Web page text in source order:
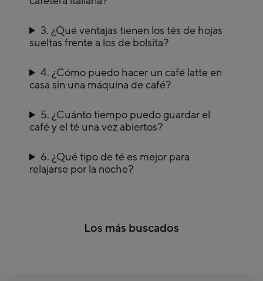
cerámica o vidrio, pensadas para conservar la temperatura de la bebida y
ofrecer una experiencia única en cada sorbo.
En Casa Viva queremos acompañarte en todos tus momentos. Compra online
3. ¿Qué ventajas tienen los tés de hojas
sueltas frente a los de bolsita?
4. ¿Cómo puedo hacer un café latte en
casa sin una máquina de café?
5. ¿Cuánto tiempo puedo guardar el
café y el té una vez abiertos?
6. ¿Qué tipo de té es mejor para
relajarse por la noche?
Los más buscados